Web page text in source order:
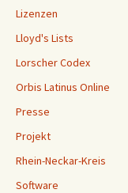
Lizenzen
Lloyd's Lists
Lorscher Codex
Orbis Latinus Online
Presse
Projekt
Rhein-Neckar-Kreis
Software